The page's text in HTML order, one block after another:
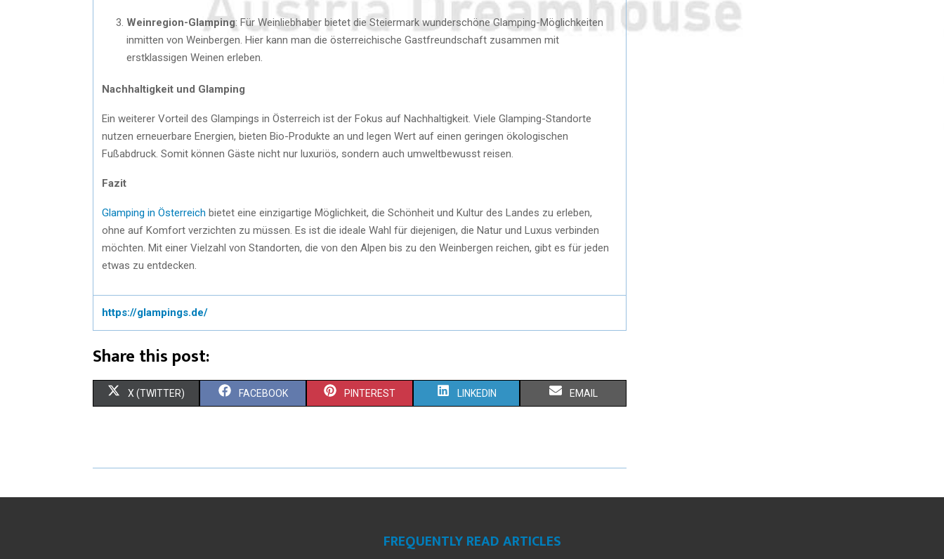
Weinregion-Glamping: Für Weinliebhaber bietet die Steiermark wunderschöne Glamping-Möglichkeiten
inmitten von Weinbergen. Hier kann man die österreichische Gastfreundschaft zusammen mit
erstklassigen Weinen erleben.
Nachhaltigkeit und Glamping
Ein weiterer Vorteil des Glampings in Österreich ist der Fokus auf Nachhaltigkeit. Viele Glamping-Standorte
nutzen erneuerbare Energien, bieten Bio-Produkte an und legen Wert auf einen geringen ökologischen
Fußabdruck. Somit können Gäste nicht nur luxuriös, sondern auch umweltbewusst reisen.
Fazit
Glamping in Österreich bietet eine einzigartige Möglichkeit, die Schönheit und Kultur des Landes zu erleben,
ohne auf Komfort verzichten zu müssen. Es ist die ideale Wahl für diejenigen, die Natur und Luxus verbinden
möchten. Mit einer Vielzahl von Standorten, die von den Alpen bis zu den Weinbergen reichen, gibt es für jeden
etwas zu entdecken.
https://glampings.de/
Share this post:
S
R
X (TWITTER) S
R
FACEBOOK S
R
PINTEREST S
R
N
LINKEDIN S
R
EMAIL
FREQUENTLY READ ARTICLES